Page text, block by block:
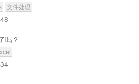
文件处理
吗？